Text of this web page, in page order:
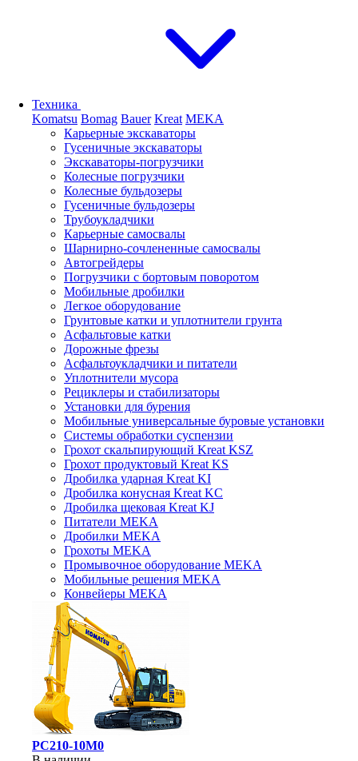
Техника
Komatsu Bomag Bauer Kreat MEKA
Карьерные экскаваторы
Гусеничные экскаваторы
Экскаваторы-погрузчики
Колесные погрузчики
Колесные бульдозеры
Гусеничные бульдозеры
Трубоукладчики
Карьерные самосвалы
Шарнирно-сочлененные cамосвалы
Автогрейдеры
Погрузчики с бортовым поворотом
Мобильные дробилки
Легкое оборудование
Грунтовые катки и уплотнители грунта
Асфальтовые катки
Дорожные фрезы
Асфальтоукладчики и питатели
Уплотнители мусора
Рециклеры и стабилизаторы
Установки для бурения
Мобильные универсальные буровые установки
Системы обработки суспензии
Грохот скальпирующий Kreat KSZ
Грохот продуктовый Kreat KS
Дробилка ударная Kreat KI
Дробилка конусная Kreat KC
Дробилка щековая Kreat KJ
Питатели MEKA
Дробилки MEKA
Грохоты MEKA
Промывочное оборудование MEKA
Мобильные решения MEKA
Конвейеры MEKA
PC210-10M0